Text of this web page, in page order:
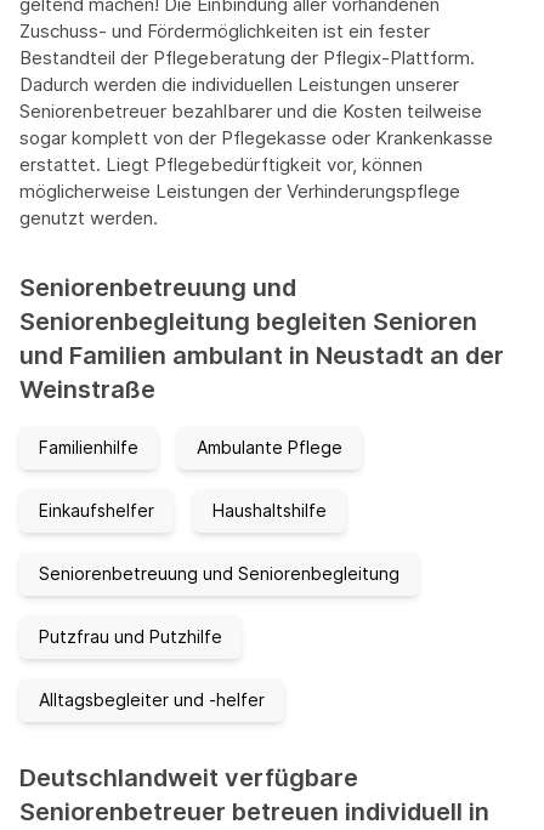
Zuschuss- und Fördermöglichkeiten ist ein fester
Bestandteil der Pflegeberatung der Pflegix-Plattform.
Dadurch werden die individuellen Leistungen unserer
Seniorenbetreuer bezahlbarer und die Kosten teilweise
sogar komplett von der Pflegekasse oder Krankenkasse
erstattet. Liegt Pflegebedürftigkeit vor, können
möglicherweise Leistungen der Verhinderungspflege
genutzt werden.
Seniorenbetreuung und
Seniorenbegleitung begleiten Senioren
und Familien ambulant in Neustadt an der
Weinstraße
Familienhilfe Ambulante Pflege
Einkaufshelfer Haushaltshilfe
Seniorenbetreuung und Seniorenbegleitung
Putzfrau und Putzhilfe
Alltagsbegleiter und -helfer
Deutschlandweit verfügbare
Seniorenbetreuer betreuen individuell in